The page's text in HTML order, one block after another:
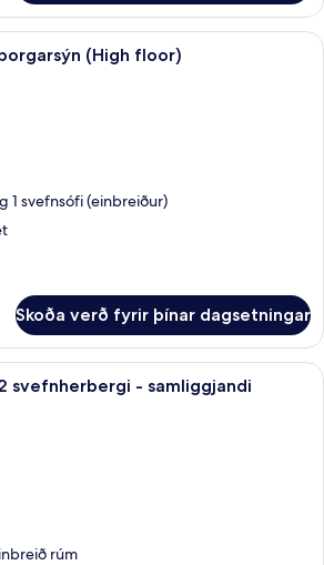
Premium-herbergi - borgarsýn
(High floor)
1 svefnsófi (einbreiður)
Skoða verð fyrir þínar dagsetningar
Fjölskylduherbergi - 2
svefnherbergi - samliggjandi
rúm